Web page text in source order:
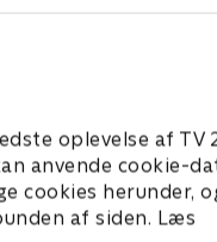
oplevelse af TV
anvende cookie-
cookies herunder,
af siden. Læs
nyt og